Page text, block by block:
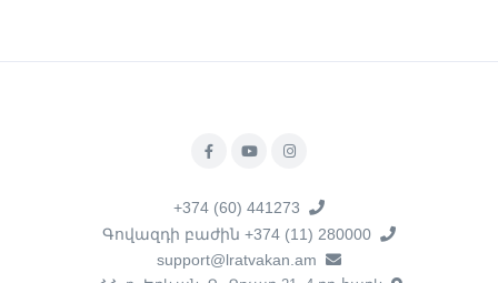
+374 (60) 441273
Գովազդի բաժին +374 (11) 280000
support@lratvakan.am